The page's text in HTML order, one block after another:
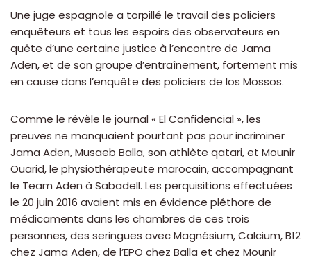
Une juge espagnole a torpillé le travail des policiers
enquêteurs et tous les espoirs des observateurs en
quête d’une certaine justice à l’encontre de Jama
Aden, et de son groupe d’entraînement, fortement mis
en cause dans l’enquête des policiers de los Mossos.
Comme le révèle le journal « El Confidencial », les
preuves ne manquaient pourtant pas pour incriminer
Jama Aden, Musaeb Balla, son athlète qatari, et Mounir
Ouarid, le physiothérapeute marocain, accompagnant
le Team Aden à Sabadell. Les perquisitions effectuées
le 20 juin 2016 avaient mis en évidence pléthore de
médicaments dans les chambres de ces trois
personnes, des seringues avec Magnésium, Calcium, B12
chez Jama Aden, de l’EPO chez Balla et chez Mounir